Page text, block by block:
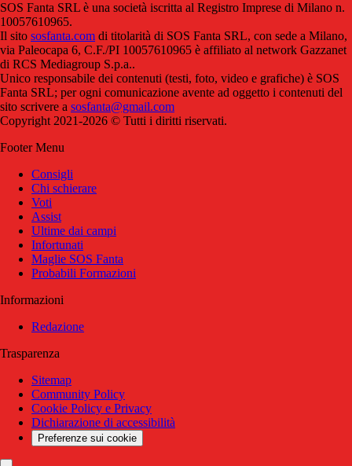
SOS Fanta SRL è una società iscritta al Registro Imprese di Milano n.
10057610965.
Il sito sosfanta.com di titolarità di SOS Fanta SRL, con sede a Milano,
via Paleocapa 6, C.F./PI 10057610965 è affiliato al network Gazzanet
di RCS Mediagroup S.p.a..
Unico responsabile dei contenuti (testi, foto, video e grafiche) è SOS
Fanta SRL; per ogni comunicazione avente ad oggetto i contenuti del
sito scrivere a sosfanta@gmail.com
Copyright 2021-2026 © Tutti i diritti riservati.
Footer Menu
Consigli
Chi schierare
Voti
Assist
Ultime dai campi
Infortunati
Maglie SOS Fanta
Probabili Formazioni
Informazioni
Redazione
Trasparenza
Sitemap
Community Policy
Cookie Policy e Privacy
Dichiarazione di accessibilità
Preferenze sui cookie